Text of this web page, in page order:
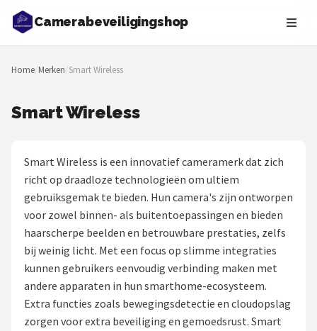
Camerabeveiligingshop
Zoeken
NAVIGATIE
Blog
Beveiligingscamera's
Camera Deurbellen
NAS
Shop
Home/Merken/Smart Wireless
Smart Wireless
Smart Wireless is een innovatief cameramerk dat zich
richt op draadloze technologieën om ultiem
gebruiksgemak te bieden. Hun camera's zijn ontworpen
voor zowel binnen- als buitentoepassingen en bieden
haarscherpe beelden en betrouwbare prestaties, zelfs
bij weinig licht. Met een focus op slimme integraties
kunnen gebruikers eenvoudig verbinding maken met
andere apparaten in hun smarthome-ecosysteem.
Extra functies zoals bewegingsdetectie en cloudopslag
zorgen voor extra beveiliging en gemoedsrust. Smart